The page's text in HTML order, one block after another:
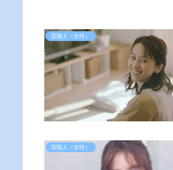
芸能人（女性）
芸能人（女性）